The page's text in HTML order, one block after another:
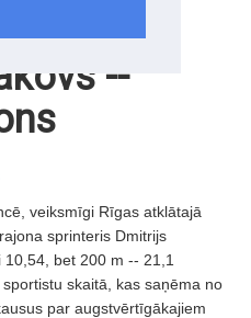
--
veiksmīgi Rīgas atklātajā
sprinteris Dmitrijs
bet 200 m -- 21,1
skaitā, kas saņēma no
par augstvērtīgākajiem